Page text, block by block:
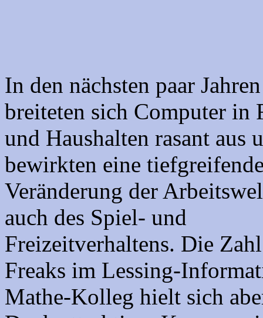
In den nächsten paar Jahren
breiteten sich Computer in
und Haushalten rasant aus
bewirkten eine
Veränderung der
auch des Spiel- und
Freizeitverhaltens. Die
Freaks im Lessing-
Mathe-Kolleg hielt sich